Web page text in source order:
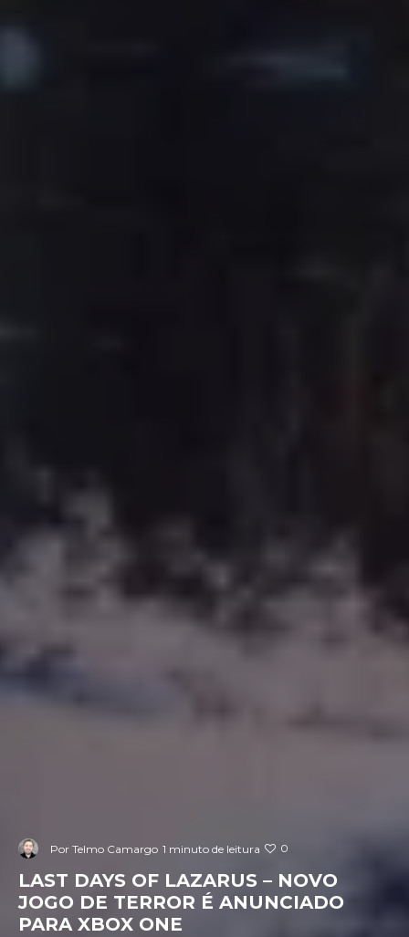
Por Telmo Camargo 1 minuto de leitura 0
LAST DAYS OF LAZARUS – NOVO
JOGO DE TERROR É ANUNCIADO
PARA XBOX ONE